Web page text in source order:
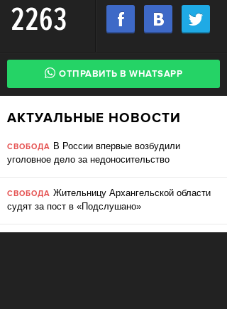
2263
ОТПРАВИТЬ В WHATSAPP
АКТУАЛЬНЫЕ НОВОСТИ
СВОБОДА В России впервые возбудили
уголовное дело за недоносительство
СВОБОДА Жительницу Архангельской области
судят за пост в «Подслушано»